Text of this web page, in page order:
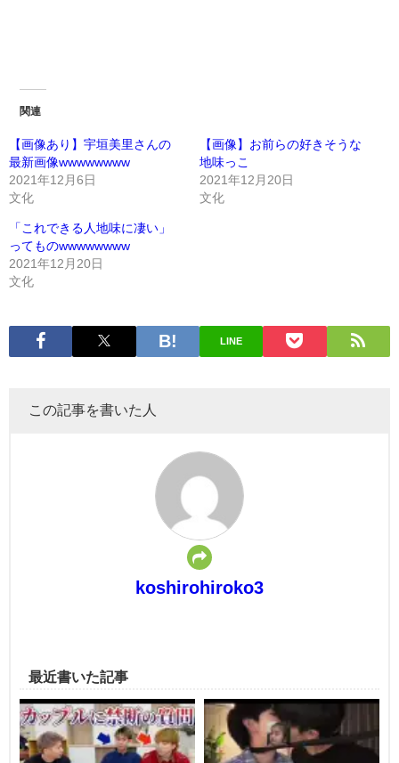
関連
【画像あり】宇垣美里さんの
最新画像wwwwwwww
2021年12月6日
文化
【画像】お前らの好きそうな
地味っこ
2021年12月20日
文化
「これできる人地味に凄い」
ってものwwwwwwww
2021年12月20日
文化
LINE
この記事を書いた人
koshirohiroko3
最近書いた記事